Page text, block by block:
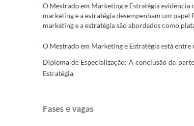
O Mestrado em Marketing e Estratégia evidencia
marketing e a estratégia desempenham um
marketing e a estratégia são abordados como
O Mestrado em Marketing e Estratégia está
Diploma de Especialização: A conclusão da
Estratégia.
Fases e vagas